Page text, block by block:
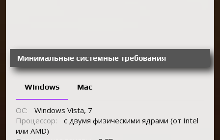
Минимальные системные требования
Windows Mac
ОС:
Windows Vista, 7
Процессор:
с двумя физическими ядрами (от Intel
или AMD)